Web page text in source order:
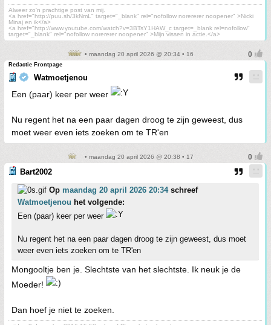
Alweer zo'n prachtige post van mij.
<a href="http://puu.sh/3kNmL" target="_blank" rel="nofollow norererer noopener" >Nicki
Minaj en ik</a>
<a href="http://www.youtube.com/watch?v=3BTsY1HAW_c target=_blank rel=nofollow"
target="_blank" rel="nofollow norererer noopener" >Mijn vissen in actie.</a>
• maandag 20 april 2026 @ 20:34 • 16
Redactie Frontpage
Watmoetjenou
Een (paar) keer per weer
Nu regent het na een paar dagen droog te zijn geweest, dus
moet weer even iets zoeken om te TR'en
• maandag 20 april 2026 @ 20:38 • 17
Bart2002
Op maandag 20 april 2026 20:34schreef
Watmoetjenou het volgende:
Een (paar) keer per weer
Nu regent het na een paar dagen droog te zijn geweest, dus moet
weer even iets zoeken om te TR'en
Mongooltje ben je. Slechtste van het slechtste. Ik neuk je de
Moeder!
Dan hoef je niet te zoeken.